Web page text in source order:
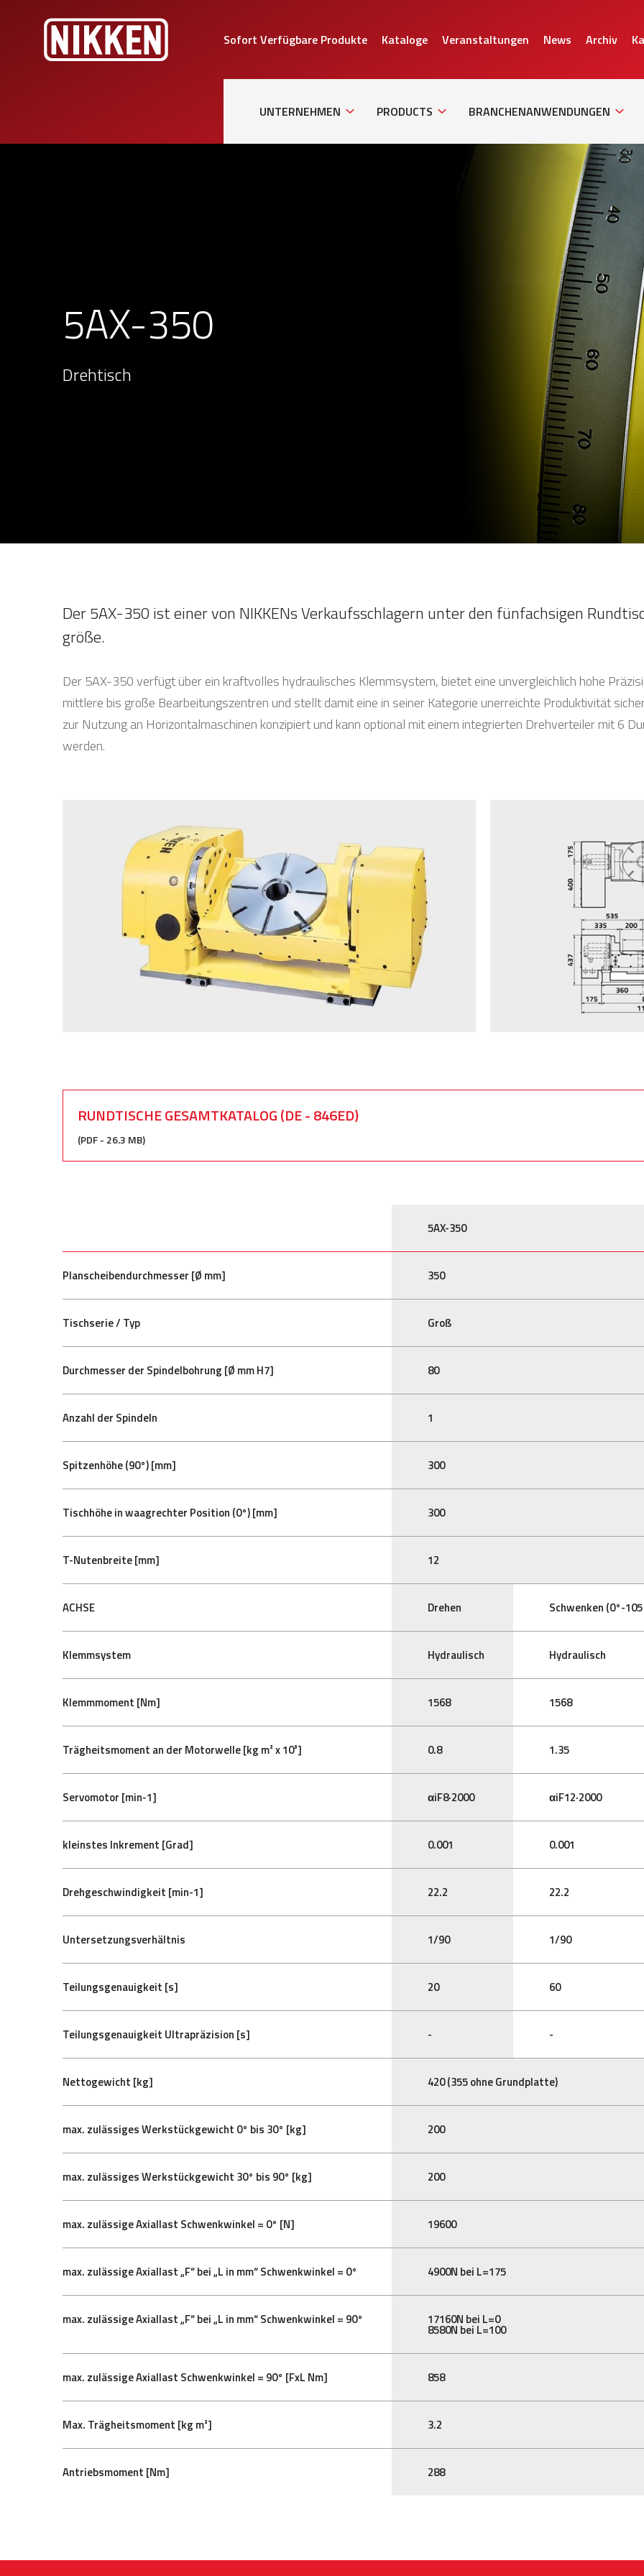
Sofort Verfügbare Produkte Kataloge Veranstaltungen News Archiv
UNTERNEHMEN NavigationPRODUCTS NavigationBRANCHENANWENDUNGEN
5AX-350
Drehtisch
Der 5AX-350 ist einer von NIKKENs Verkaufsschlagern unter den fünfachsigen
größe.
Der 5AX-350 verfügt über ein kraftvolles hydraulisches Klemmsystem, bietet eine unvergleichlich hohe
mittlere bis große Bearbeitungszentren und stellt damit eine in seiner Kategorie unerreichte Produktivität
zur Nutzung an Horizontalmaschinen konzipiert und kann optional mit einem integrierten Drehverteiler mit 6
werden.
RUNDTISCHE GESAMTKATALOG (DE - 846ED)
(PDF - 26.3 MB)
5AX-350
Planscheibendurchmesser [Ø mm] 350
Tischserie / Typ Groß
Durchmesser der Spindelbohrung [Ø mm H7] 80
Anzahl der Spindeln 1
Spitzenhöhe (90°) [mm] 300
Tischhöhe in waagrechter Position (0°) [mm] 300
T-Nutenbreite [mm] 12
ACHSE Drehen Schwenken (0°-
Klemmsystem Hydraulisch Hydraulisch
Klemmmoment [Nm] 1568 1568
Trägheitsmoment an der Motorwelle [kg m² x 10³] 0.8 1.35
Servomotor [min-1] αiF8·2000 αiF12·2000
kleinstes Inkrement [Grad] 0.001 0.001
Drehgeschwindigkeit [min-1] 22.2 22.2
Untersetzungsverhältnis 1/90 1/90
Teilungsgenauigkeit [s] 20 60
Teilungsgenauigkeit Ultrapräzision [s] - -
Nettogewicht [kg] 420 (355 ohne Grundplatte)
max. zulässiges Werkstückgewicht 0° bis 30° [kg] 200
max. zulässiges Werkstückgewicht 30° bis 90° [kg] 200
max. zulässige Axiallast Schwenkwinkel = 0° [N] 19600
max. zulässige Axiallast „F“ bei „L in mm“ Schwenkwinkel = 0° 4900N bei L=175
max. zulässige Axiallast „F“ bei „L in mm“ Schwenkwinkel = 90° 17160N bei L=0
8580N bei L=100
max. zulässige Axiallast Schwenkwinkel = 90° [FxL Nm] 858
Max. Trägheitsmoment [kg m²] 3.2
Antriebsmoment [Nm] 288